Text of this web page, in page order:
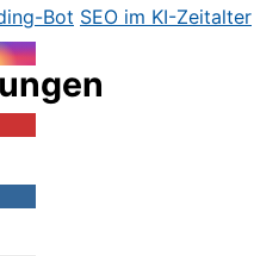
Bot SEO im KI-Zeitalter